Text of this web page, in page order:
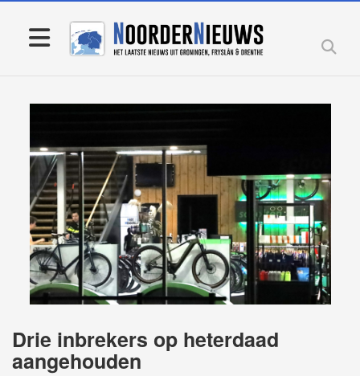
Drie inbrekers op heterdaad
aangehouden